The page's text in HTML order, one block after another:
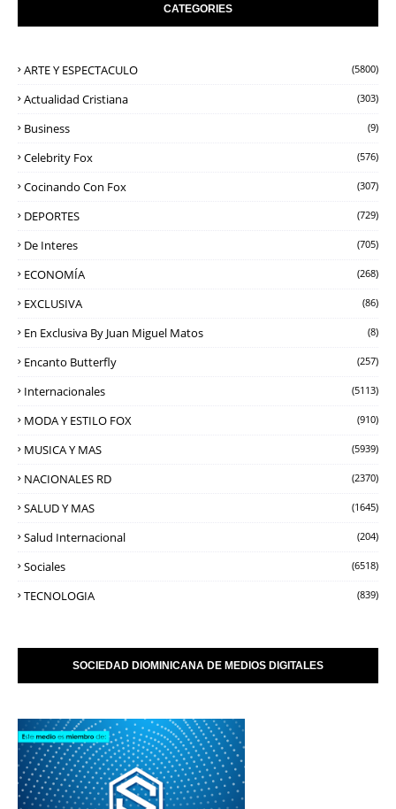
CATEGORIES
ARTE Y ESPECTACULO (5800)
Actualidad Cristiana (303)
Business (9)
Celebrity Fox (576)
Cocinando Con Fox (307)
DEPORTES (729)
De Interes (705)
ECONOMÍA (268)
EXCLUSIVA (86)
En Exclusiva By Juan Miguel Matos (8)
Encanto Butterfly (257)
Internacionales (5113)
MODA Y ESTILO FOX (910)
MUSICA Y MAS (5939)
NACIONALES RD (2370)
SALUD Y MAS (1645)
Salud Internacional (204)
Sociales (6518)
TECNOLOGIA (839)
SOCIEDAD DIOMINICANA DE MEDIOS DIGITALES